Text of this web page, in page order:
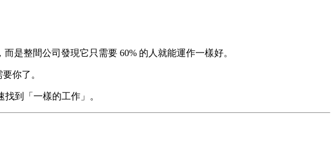
是整間公司發現它只需要 60% 的人就能運作一樣好。
你了。
到「一樣的工作」。